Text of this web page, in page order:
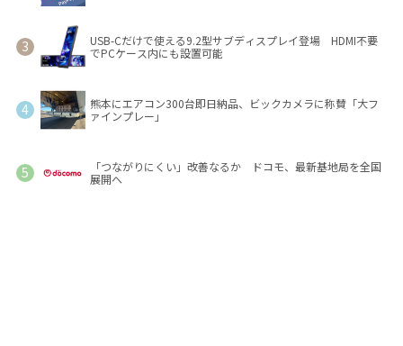
USB-Cだけで使える9.2型サブディスプレイ登場 HDMI不要
でPCケース内にも設置可能
熊本にエアコン300台即日納品、ビックカメラに称賛「大フ
ァインプレー」
「つながりにくい」改善なるか ドコモ、最新基地局を全国
展開へ